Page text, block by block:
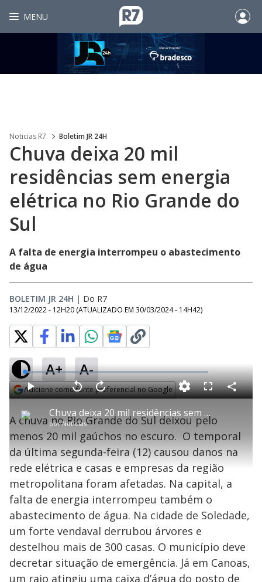
MENU
Noticias R7 Boletim JR 24H
Chuva deixa 20 mil
residências sem energia
elétrica no Rio Grande do
Sul
A falta de energia interrompeu o abastecimento
de água
BOLETIM JR 24H | Do R7
13/12/2022 - 12H20 (ATUALIZADO EM 30/03/2024 - 14H42)
A+ A-
Adicione como fonte preferencial no Google
P
l
a
y
V
Chuva deixa 20 mil residências sem energia elétrica no Rio Grande do Sul
porNotícias
P V
t
a
r
e
g
n
d
s
A
n
ç
a
1
s
e
u
n
o
s
M
d
o
L
o
a
d
e
3
.
2
0
%
F
l
c
e
n
C
o
i
l
a
A chuva no Rio Grande do Sul deixou pelo
menos 20 mil gaúchos no escuro. O temporal
da última segunda-feira (12) causou danos na
rede elétrica e casas e empresas da região
metropolitana foram afetadas. Na capital, a
falta de energia interrompeu também o
abastecimento de água. Na cidade de Soledade,
um forte vendaval derrubou árvores e
destelhou mais de 300 casas. O município deve
decretar situação de emergência. Já em Canoas,
um raio atingiu uma caixa d’água do posto de